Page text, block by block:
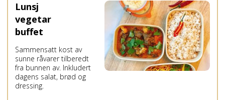
Lunsj
vegetar
buffet
Sammensatt kost av
sunne råvarer tilberedt
fra bunnen av. Inkludert
dagens salat, brød og
dressing.